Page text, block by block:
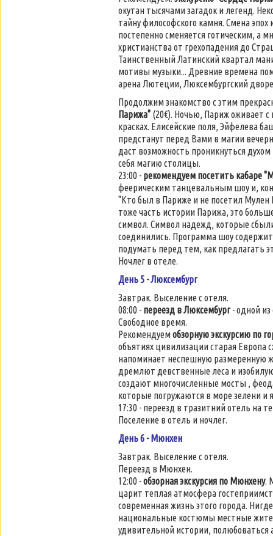
окутан тысячами загадок и легенд.
тайну философского камня. Смена
постепенно сменяется готическим, а
христианства от грехопадения до
Таинственный Латинский квартал
мотивы музыки... Древние времена
арена Лютеции, Люксембургский
Продолжим знакомство с этим
Парижа" (20€). Ночью, Париж оживает
красках. Елисейские поля, Эйфелева
предстанут перед Вами в магии
даст возможность проникнуться
себя магию столицы.
23:00 - рекомендуем посетить кабаре
феерическим танцевальным шоу и,
"Кто был в Париже и не посетил Мулен
тоже часть истории Парижа, это
символ. Символ надежд, которые
соединились. Программа шоу
подумать перед тем, как предлагать
Ночлег в отеле.
День 5 -Люксембург
Завтрак. Выселение с отеля.
08:00 - переезд в Люксембург- одной
Свободное время.
Рекомендуемобзорную экскурсию по
объятиях цивилизации старая Европа
напоминает неспешную размеренную
дремлют девственные леса и
создают многочисленные мосты ,
которые погружаются в море зелени и
17:30 - переезд в тразитний отель на
Поселение в отель и ночлег.
День 6 -Мюнхен
Завтрак. Выселение с отеля.
Переезд в Мюнхен.
12:00 -обзорная экскурсия по Мюнхену.
царит теплая атмосфера
современная жизнь этого города.
национальные костюмы местные
удивительной истории,